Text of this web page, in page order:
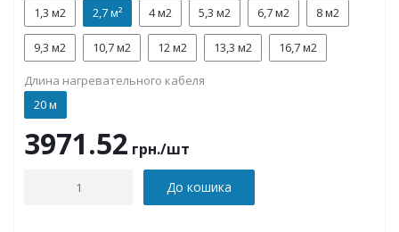
1,3 м2
2,7 м² 4 м2 5,3 м2 6,7 м2 8 м2
9,3 м2 10,7 м2 12 м2 13,3 м2 16,7 м2
Длина нагревательного кабеля
20 м
3971.52 грн./шт
До кошика